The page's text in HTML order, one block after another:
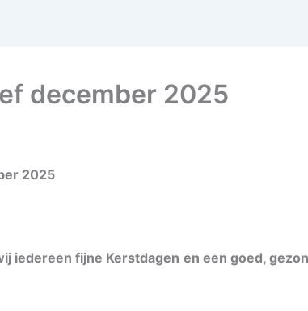
december 2025
2025
iedereen fijne Kerstdagen en een goed,